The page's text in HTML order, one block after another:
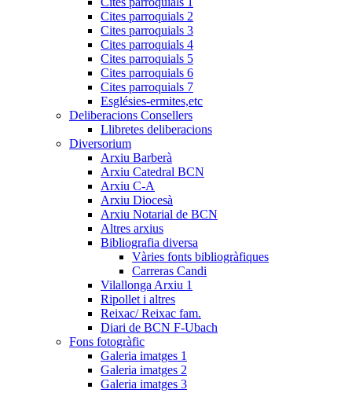
Cites parroquials 2
Cites parroquials 3
Cites parroquials 4
Cites parroquials 5
Cites parroquials 6
Cites parroquials 7
Esglésies-ermites,etc
Deliberacions Consellers
Llibretes deliberacions
Diversorium
Arxiu Barberà
Arxiu Catedral BCN
Arxiu C-A
Arxiu Diocesà
Arxiu Notarial de BCN
Altres arxius
Bibliografia diversa
Vàries fonts bibliogràfiques
Carreras Candi
Vilallonga Arxiu 1
Ripollet i altres
Reixac/ Reixac fam.
Diari de BCN F-Ubach
Fons fotogràfic
Galeria imatges 1
Galeria imatges 2
Galeria imatges 3